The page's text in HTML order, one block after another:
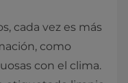
cada vez es más
como
con el clima.